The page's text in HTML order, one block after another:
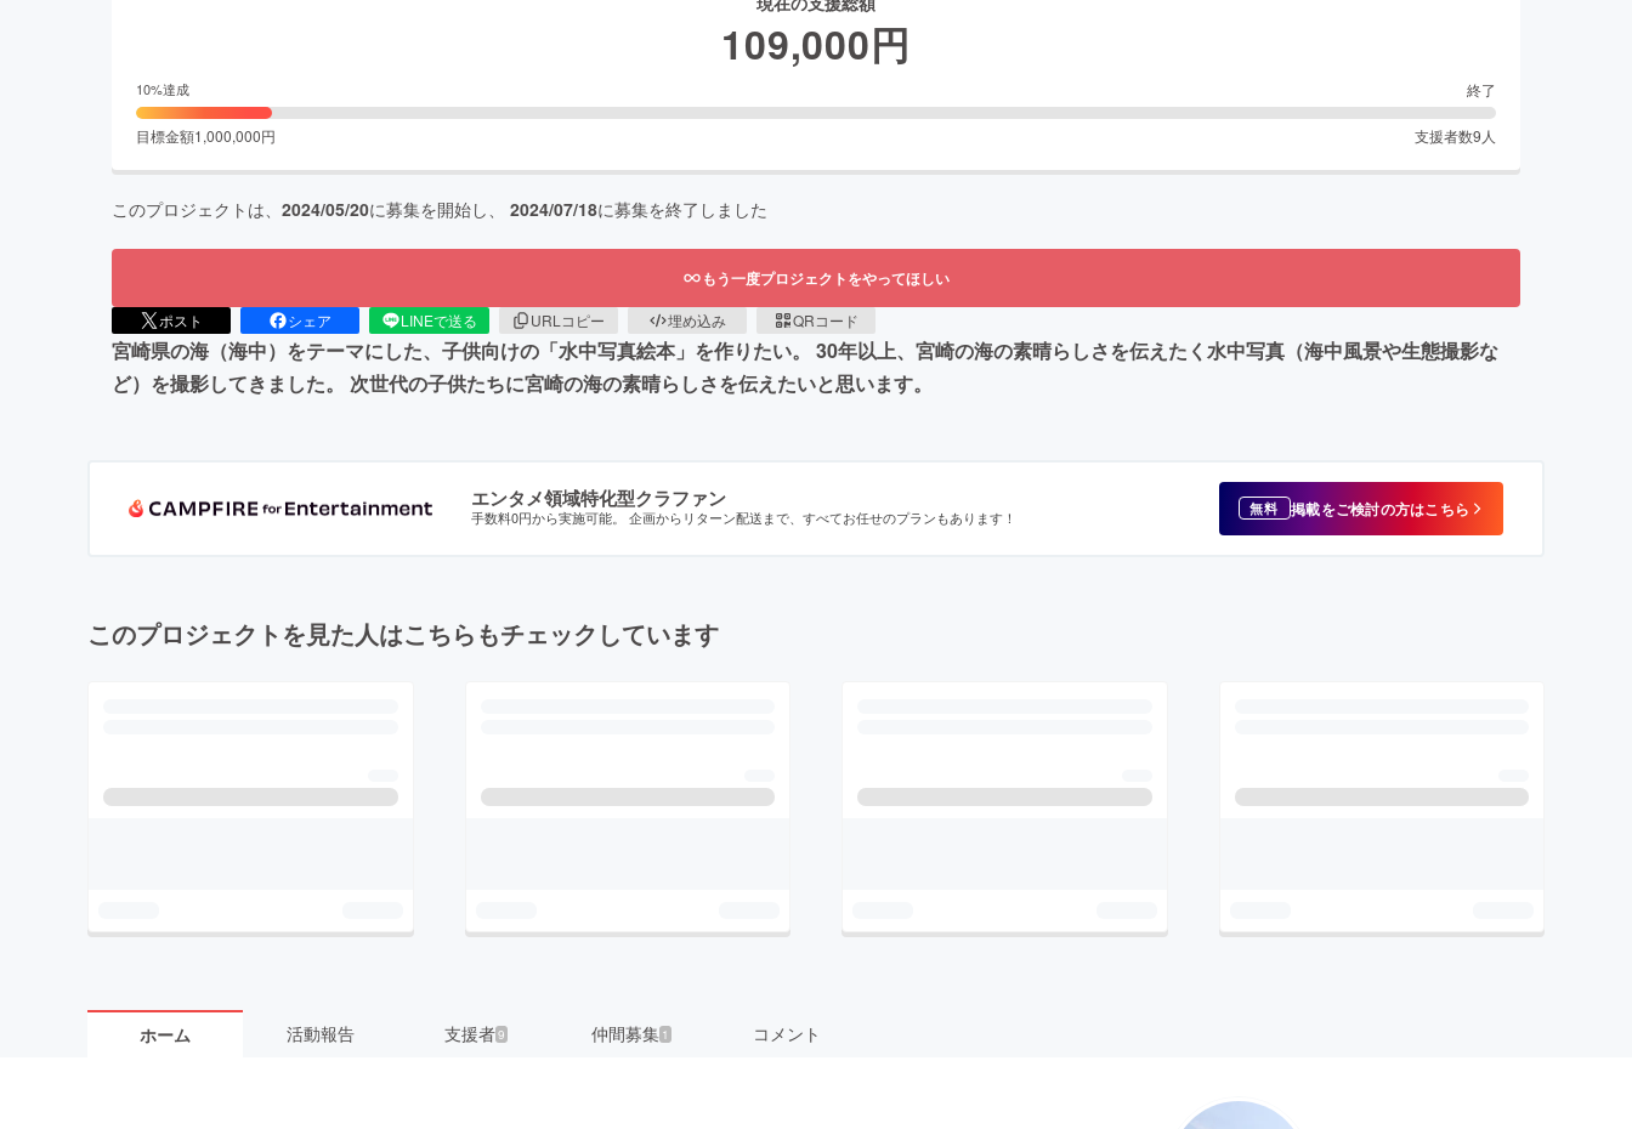
109,000円
10%達成 終了
目標金額1,000,000円 支援者数9 人
このプロジェクトは、 2024/05/20に募集を開始し、 2024/07/18に募集を終了しました
もう一度プロジェクトをやってほしい
ポスト シェア LINEで送る URLコピー 埋め込み QRコード
宮崎県の海（海中）をテーマにした、子供向けの「水中写真絵本」を作りたい。 30年以上、宮崎の海の素晴らしさを伝えたく水中写真（海中風景や生態撮影な
ど）を撮影してきました。 次世代の子供たちに宮崎の海の素晴らしさを伝えたいと思います。
エンタメ領域特化型クラファン
手数料0円から実施可能。 企画からリターン配送まで、すべてお任せのプランもあります！ 無料 掲載をご検討の方はこちら
このプロジェクトを見た人はこちらもチェックしています
ホーム 活動報告 支援者9 仲間募集 1 コメント